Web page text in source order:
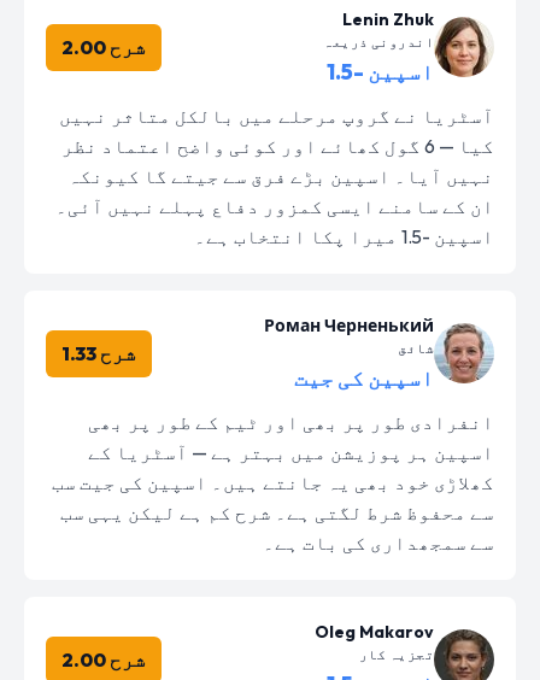
Lenin Zhuk
اندرونی ذریعہ
اسپین -1.5
شرح 2.00
آسٹریا نے گروپ مرحلے میں بالکل متاثر نہیں
کیا — 6 گول کھائے اور کوئی واضح اعتماد نظر
نہیں آیا۔ اسپین بڑے فرق سے جیتے گا کیونکہ
ان کے سامنے ایسی کمزور دفاع پہلے نہیں آئی۔
اسپین -1.5 میرا پکا انتخاب ہے۔
Роман Черненький
شائق
اسپین کی جیت
شرح 1.33
انفرادی طور پر بھی اور ٹیم کے طور پر بھی
اسپین ہر پوزیشن میں بہتر ہے — آسٹریا کے
کھلاڑی خود بھی یہ جانتے ہیں۔ اسپین کی جیت سب
سے محفوظ شرط لگتی ہے۔ شرح کم ہے لیکن یہی سب
سے سمجھداری کی بات ہے۔
Oleg Makarov
تجزیہ کار شرح 2.00